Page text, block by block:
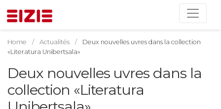
Home Actualités
Deux nouvelles uvres dans la collection
«Literatura Unibertsala»
Deux nouvelles uvres dans la
collection «Literatura